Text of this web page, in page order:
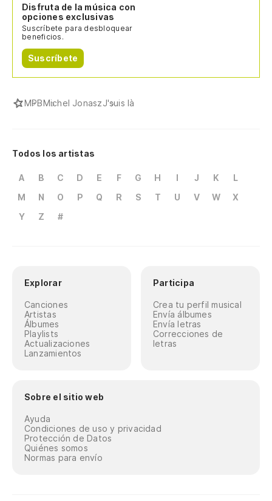
Disfruta de la música con
opciones exclusivas
Suscríbete para desbloquear
beneficios.
Suscríbete
MPBMichel JonaszJ'suis là
Todos los artistas
A B C D E F G H I J K
L
M
N O P Q R S T U V W
X
Y
Z #
Explorar
Canciones
Artistas
Álbumes
Playlists
Actualizaciones
Lanzamientos
Participa
Crea tu perfil musical
Envía álbumes
Envía letras
Correcciones de
letras
Sobre el sitio web
Ayuda
Condiciones de uso y privacidad
Protección de Datos
Quiénes somos
Normas para envío